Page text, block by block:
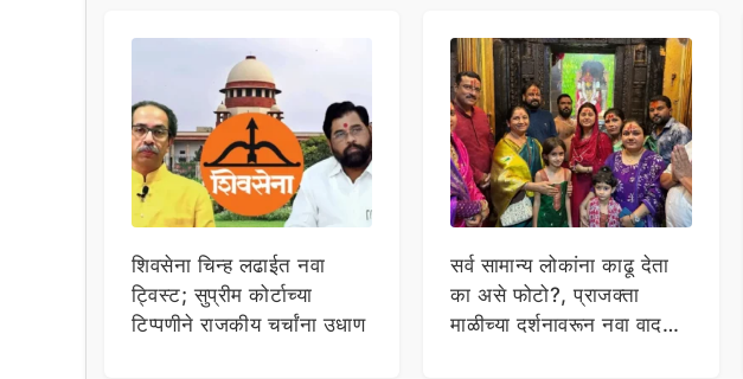
शिवसेना चिन्ह लढाईत नवा
ट्विस्ट; सुप्रीम कोर्टाच्या
टिप्पणीने राजकीय चर्चांना उधाण
सर्व सामान्य लोकांना काढू देता
का असे फोटो?, प्राजक्ता
माळीच्या दर्शनावरून नवा वाद;